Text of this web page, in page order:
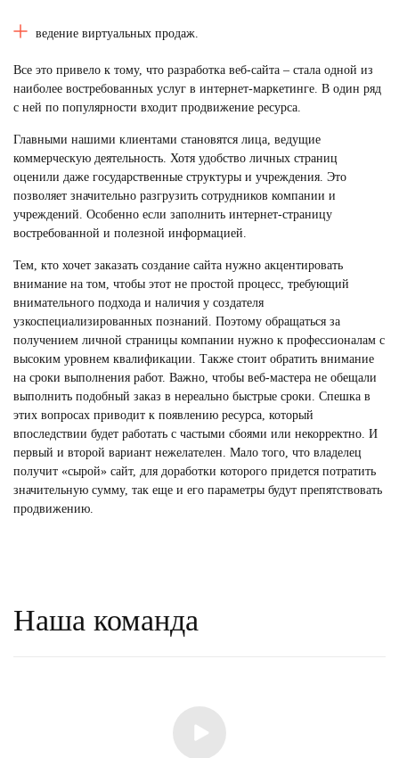
ведение виртуальных продаж.
Все это привело к тому, что разработка веб-сайта – стала одной из
наиболее востребованных услуг в интернет-маркетинге. В один ряд
с ней по популярности входит продвижение ресурса.
Главными нашими клиентами становятся лица, ведущие
коммерческую деятельность. Хотя удобство личных страниц
оценили даже государственные структуры и учреждения. Это
позволяет значительно разгрузить сотрудников компании и
учреждений. Особенно если заполнить интернет-страницу
востребованной и полезной информацией.
Тем, кто хочет заказать создание сайта нужно акцентировать
внимание на том, чтобы этот не простой процесс, требующий
внимательного подхода и наличия у создателя
узкоспециализированных познаний. Поэтому обращаться за
получением личной страницы компании нужно к профессионалам с
высоким уровнем квалификации. Также стоит обратить внимание
на сроки выполнения работ. Важно, чтобы веб-мастера не обещали
выполнить подобный заказ в нереально быстрые сроки. Спешка в
этих вопросах приводит к появлению ресурса, который
впоследствии будет работать с частыми сбоями или некорректно. И
первый и второй вариант нежелателен. Мало того, что владелец
получит «сырой» сайт, для доработки которого придется потратить
значительную сумму, так еще и его параметры будут препятствовать
продвижению.
Наша команда